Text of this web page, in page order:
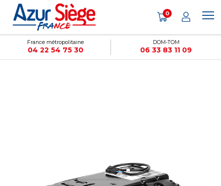
France métropolitaine
04 22 54 75 30
DOM-TOM
06 33 83 11 09
0
Panneau de gestion des cookies